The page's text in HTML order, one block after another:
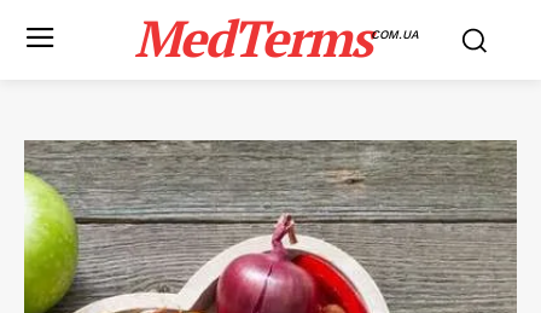
MedTermsCOM.UA